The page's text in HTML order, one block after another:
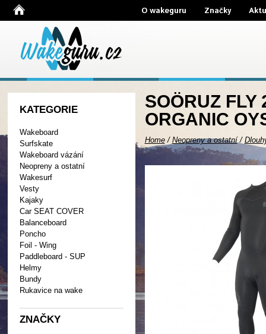
O wakeguru Značky
KATEGORIE
Wakeboard
Surfskate
Wakeboard vázání
Neopreny a ostatní
Wakesurf
Vesty
Kajaky
Car SEAT COVER
Balanceboard
Poncho
Foil - Wing
Paddleboard - SUP
Helmy
Bundy
Rukavice na wake
ZNAČKY
SOÖRUZ FLY
ORGANIC
Home/ Neopreny a ostatní/